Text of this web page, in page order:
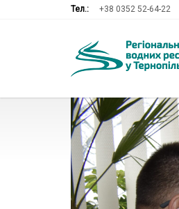
Тел.: +38 0352 52-64-22